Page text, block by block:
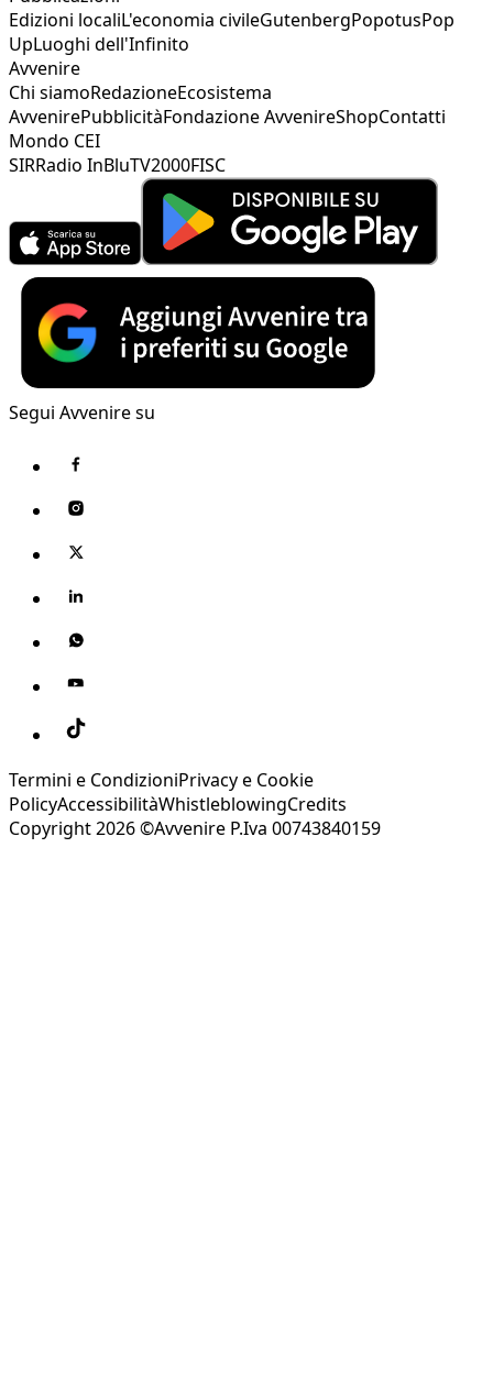
Edizioni localiL'economia civileGutenbergPopotusPop
UpLuoghi dell'Infinito
Avvenire
Chi siamoRedazioneEcosistema
AvvenirePubblicitàFondazione AvvenireShopContatti
Mondo CEI
SIRRadio InBluTV2000FISC
Segui Avvenire su
Termini e CondizioniPrivacy e Cookie
PolicyAccessibilitàWhistleblowingCredits
Copyright 2026 ©Avvenire P.Iva 00743840159